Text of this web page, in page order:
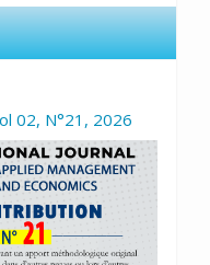
02, N°21, 2026